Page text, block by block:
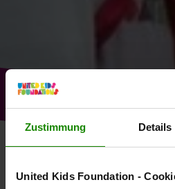
Zustimmung Details
United Kids Foundation -
10 JAHRE UNITED